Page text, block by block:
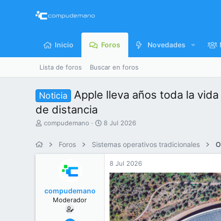
Inicio Foros Novedades
Lista de foros Buscar en foros
Noticia
Apple lleva años toda la
de distancia
I
r
compudemano
F
h
8 Jul 2026
Foros Sistemas operativos tradicionales
compudemano
Moderador
8 Jul 2026